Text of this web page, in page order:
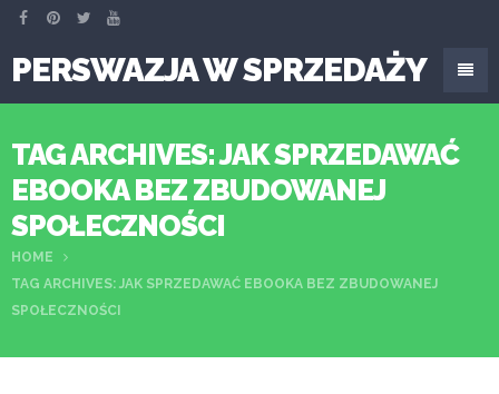
PERSWAZJA W SPRZEDAŻY
TAG ARCHIVES: JAK SPRZEDAWAĆ
EBOOKA BEZ ZBUDOWANEJ
SPOŁECZNOŚCI
HOME
TAG ARCHIVES: JAK SPRZEDAWAĆ EBOOKA BEZ ZBUDOWANEJ
SPOŁECZNOŚCI